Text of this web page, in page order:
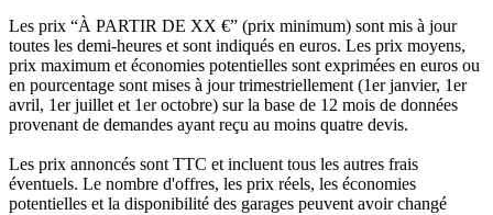
Les prix “À PARTIR DE XX €” (prix minimum) sont mis à jour
toutes les demi-heures et sont indiqués en euros. Les prix moyens,
prix maximum et économies potentielles sont exprimées en euros ou
en pourcentage sont mises à jour trimestriellement (1er janvier, 1er
avril, 1er juillet et 1er octobre) sur la base de 12 mois de données
provenant de demandes ayant reçu au moins quatre devis.
Les prix annoncés sont TTC et incluent tous les autres frais
éventuels. Le nombre d'offres, les prix réels, les économies
potentielles et la disponibilité des garages peuvent avoir changé